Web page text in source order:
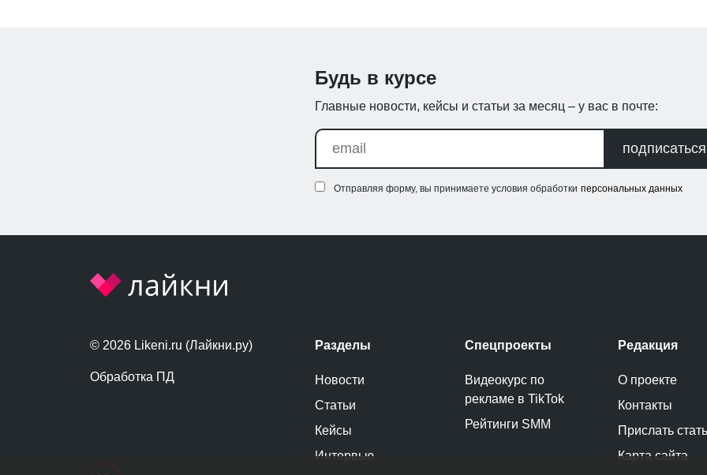
Будь в курсе
Главные новости, кейсы и статьи за месяц – у вас в почте:
подписаться
Отправляя форму, вы принимаете условия обработки персональных данных
© 2026 Likeni.ru (Лайкни.ру)
Обработка ПД
Разделы
Новости
Статьи
Кейсы
Интервью
Спецпроекты
Видеокурс по
рекламе в TikTok
Рейтинги SMM
Редакция
О проекте
Контакты
Прислать
Карта сайта